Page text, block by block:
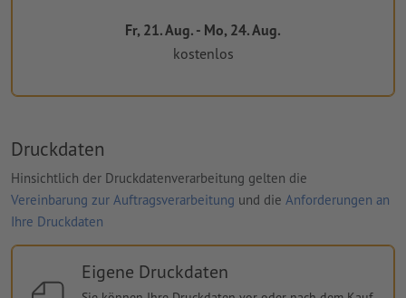
Fr, 21. Aug. - Mo, 24. Aug.
kostenlos
Druckdaten
Hinsichtlich der Druckdatenverarbeitung gelten die
Vereinbarung zur Auftragsverarbeitung und die Anforderungen an
Ihre Druckdaten
Eigene Druckdaten